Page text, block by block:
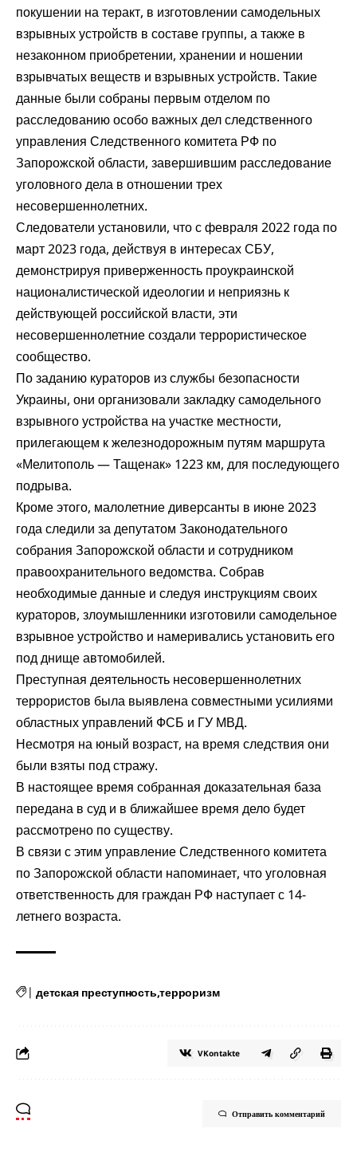
покушении на теракт, в изготовлении самодельных
взрывных устройств в составе группы, а также в
незаконном приобретении, хранении и ношении
взрывчатых веществ и взрывных устройств. Такие
данные были собраны первым отделом по
расследованию особо важных дел следственного
управления Следственного комитета РФ по
Запорожской области, завершившим расследование
уголовного дела в отношении трех
несовершеннолетних.
Следователи установили, что с февраля 2022 года по
март 2023 года, действуя в интересах СБУ,
демонстрируя приверженность проукраинской
националистической идеологии и неприязнь к
действующей российской власти, эти
несовершеннолетние создали террористическое
сообщество.
По заданию кураторов из службы безопасности
Украины, они организовали закладку самодельного
взрывного устройства на участке местности,
прилегающем к железнодорожным путям маршрута
«Мелитополь — Тащенак» 1223 км, для последующего
подрыва.
Кроме этого, малолетние диверсанты в июне 2023
года следили за депутатом Законодательного
собрания Запорожской области и сотрудником
правоохранительного ведомства. Собрав
необходимые данные и следуя инструкциям своих
кураторов, злоумышленники изготовили самодельное
взрывное устройство и намеривались установить его
под днище автомобилей.
Преступная деятельность несовершеннолетних
террористов была выявлена совместными усилиями
областных управлений ФСБ и ГУ МВД.
Несмотря на юный возраст, на время следствия они
были взяты под стражу.
В настоящее время собранная доказательная база
передана в суд и в ближайшее время дело будет
рассмотрено по существу.
В связи с этим управление Следственного комитета
по Запорожской области напоминает, что уголовная
ответственность для граждан РФ наступает с 14-
летнего возраста.
| детская преступность терроризм
VKontakte
Отправить комментарий